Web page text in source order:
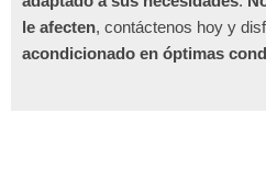
le afecten, contáctenos hoy y
acondicionado en óptimas